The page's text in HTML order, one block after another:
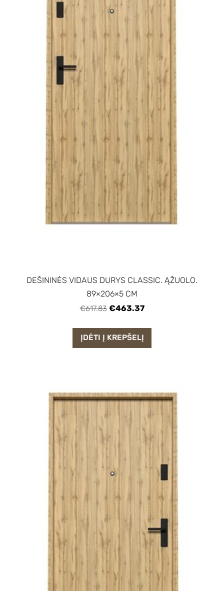
DEŠININĖS VIDAUS DURYS CLASSIC. ĄŽUOLO.
89×206×5 CM
€617.83 €463.37
ĮDĖTI Į KREPŠELĮ